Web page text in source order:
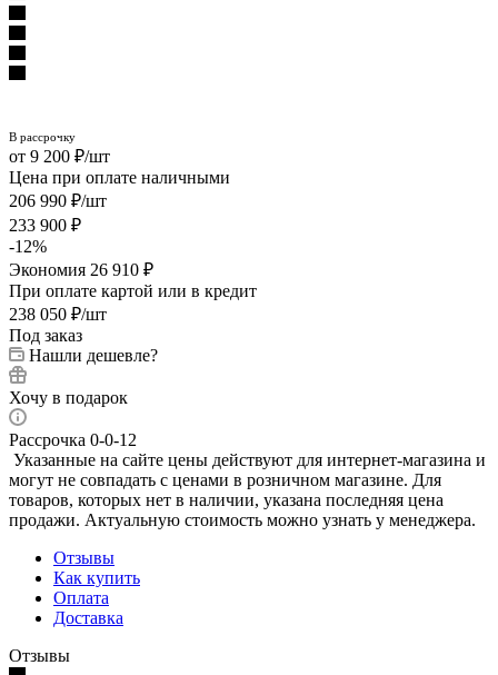
9 200 ₽/шт
Цена при оплате наличными
206 990 ₽/шт
233 900 ₽
-12%
Экономия 26 910 ₽
При оплате картой или в кредит
238 050 ₽/шт
Под заказ
Нашли дешевле?
Хочу в подарок
Рассрочка 0-0-12
Указанные на сайте цены действуют для интернет-магазина и
могут не совпадать с ценами в розничном магазине. Для
товаров, которых нет в наличии, указана последняя цена
продажи. Актуальную стоимость можно узнать у менеджера.
Отзывы
Как купить
Оплата
Доставка
Отзывы